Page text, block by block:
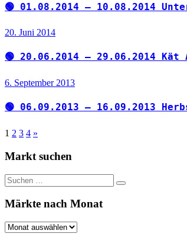
🟢 01.08.2014 – 10.08.2014
20. Juni 2014
🟢 20.06.2014 – 29.06.2014 Kät
6. September 2013
🟢 06.09.2013 – 16.09.2013
Seitennummerierung
der
1 2 3 4 Nächste
»
Markt suchen
Suchen
nach:
Suchen
Märkte nach Monat
Märkte